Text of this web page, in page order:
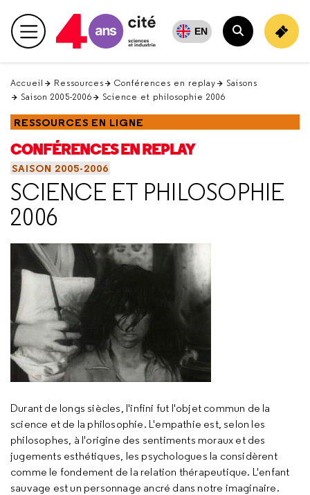
en
haut Menu principal EN
Rechercher
Accueil Ressources Conférences en replay
Saisons
Saison 2005-2006
Science et philosophie 2006
RESSOURCES EN LIGNE
CONFÉRENCES EN REPLAY
SAISON 2005-2006
SCIENCE ET PHILOSOPHIE
2006
Durant de longs siècles, l'infini fut l'objet commun de la
science et de la philosophie. L'empathie est, selon les
philosophes, à l'origine des sentiments moraux et des
jugements esthétiques, les psychologues la considèrent
comme le fondement de la relation thérapeutique. L'enfant
sauvage est un personnage ancré dans notre imaginaire.